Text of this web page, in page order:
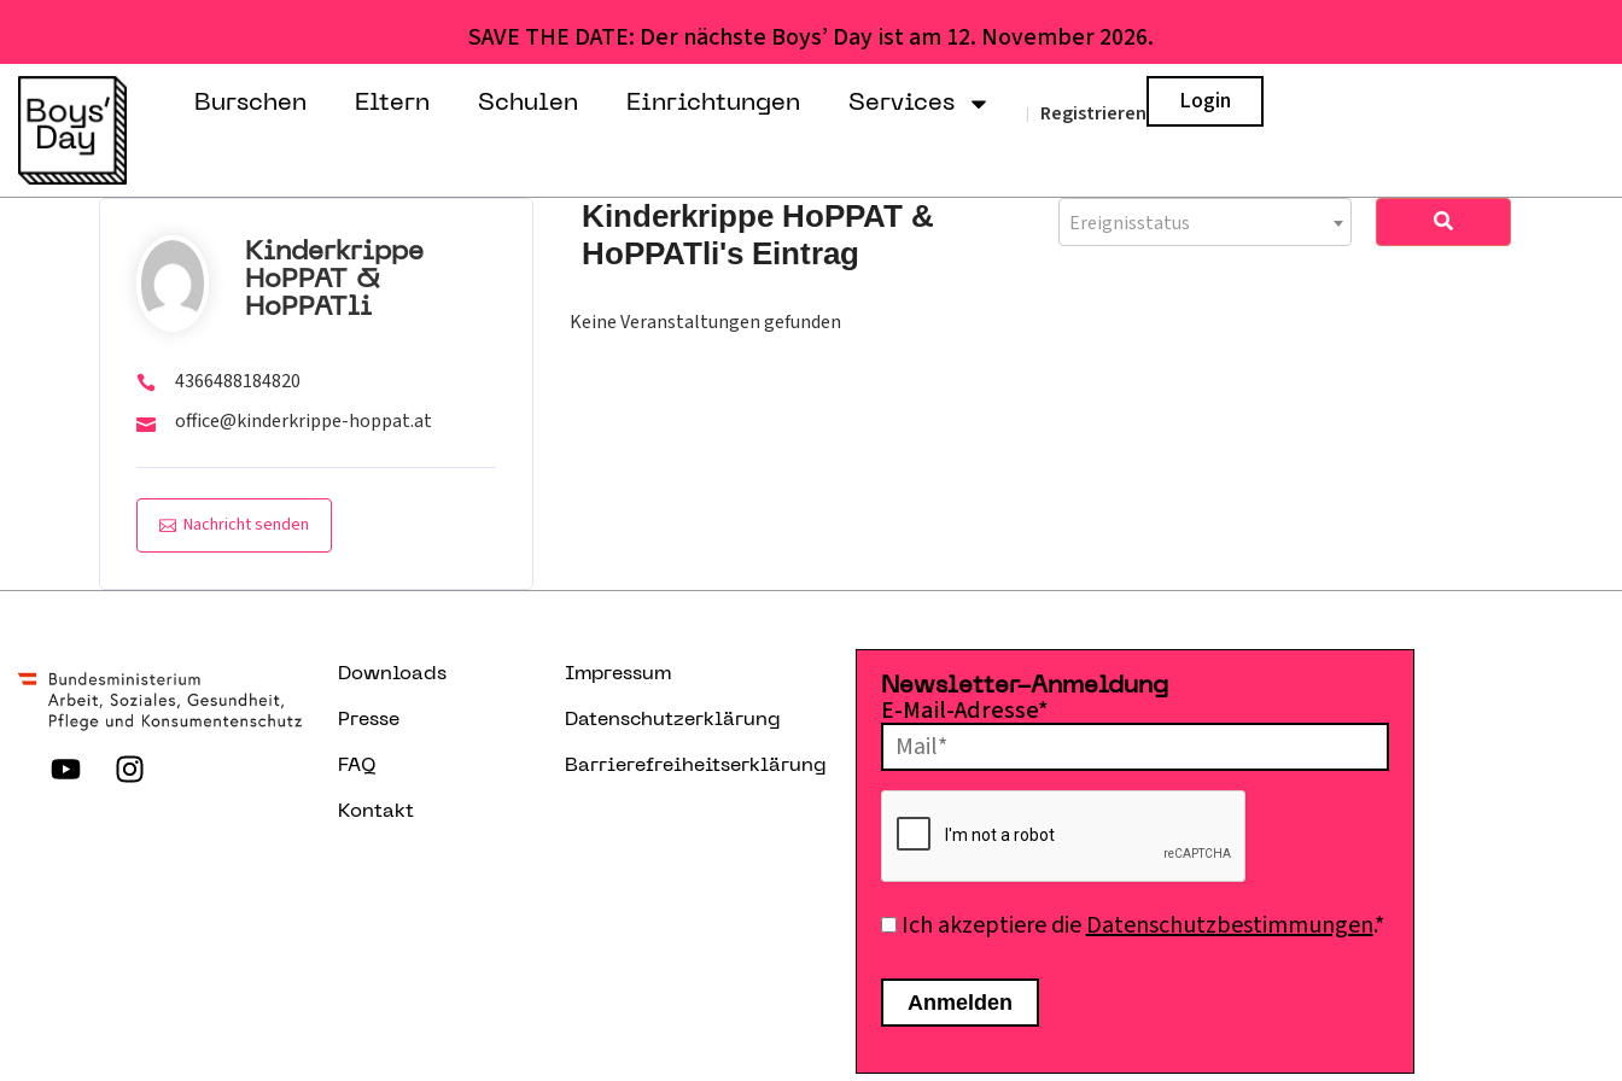
SAVE THE DATE: Der nächste Boys’ Day ist am 12. November 2026.
Burschen Eltern Schulen Einrichtungen Services | Registrieren Login
Kinderkrippe
HoPPAT &
HoPPATli
4366488184820
office@kinderkrippe-hoppat.at
Nachricht senden
Kinderkrippe HoPPAT &
HoPPATli's Eintrag
Ereignisstatus
Keine Veranstaltungen gefunden
Downloads
Presse
FAQ
Kontakt
Impressum
Datenschutzerklärung
Barrierefreiheitserklärung
Newsletter-Anmeldung
E-Mail-Adresse*
Ich akzeptiere dieDatenschutzbestimmungen.*